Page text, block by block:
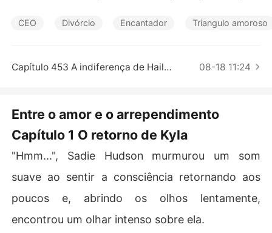
oah para pedir ajuda. Porém, ele não atendeu e, devast
sar de novo, Noah apareceu, caindo de joelhos. "Tendo
uma criança nossa, como você pode se casar com outr
CEO Divórcio Encantador Triangulo amoroso
Capítulo 453 A indiferença de Hailey 08-18 11:24
Entre o amor e o arrependimento
Capítulo 1 O retorno de Kyla
"Hmm...", Sadie Hudson murmurou um som
suave ao sentir a consciência retornando aos
poucos e, abrindo os olhos lentamente,
encontrou um olhar intenso sobre ela.